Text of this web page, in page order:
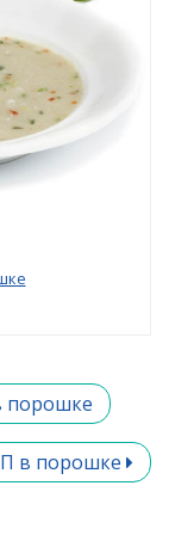
в порошке